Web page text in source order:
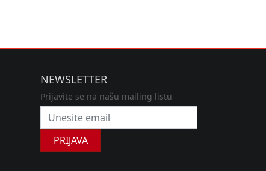
NEWSLETTER
Prijavite se na našu mailing listu
PRIJAVA